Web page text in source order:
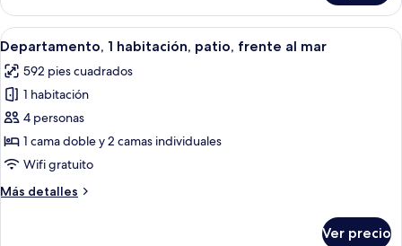
frente
al
océano
Abrir
todas
las
fotos
de
Departamento,
1
patio,
Un dormitorio con una cama
12
Departamento, 1 habitación, patio, frente al mar
592 pies cuadrados
1 habitación
4 personas
1 cama doble y 2 camas individuales
Wifi gratuito
Más detalles
Más
Ver precio